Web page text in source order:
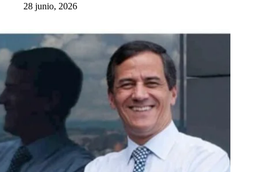
28 junio, 2026